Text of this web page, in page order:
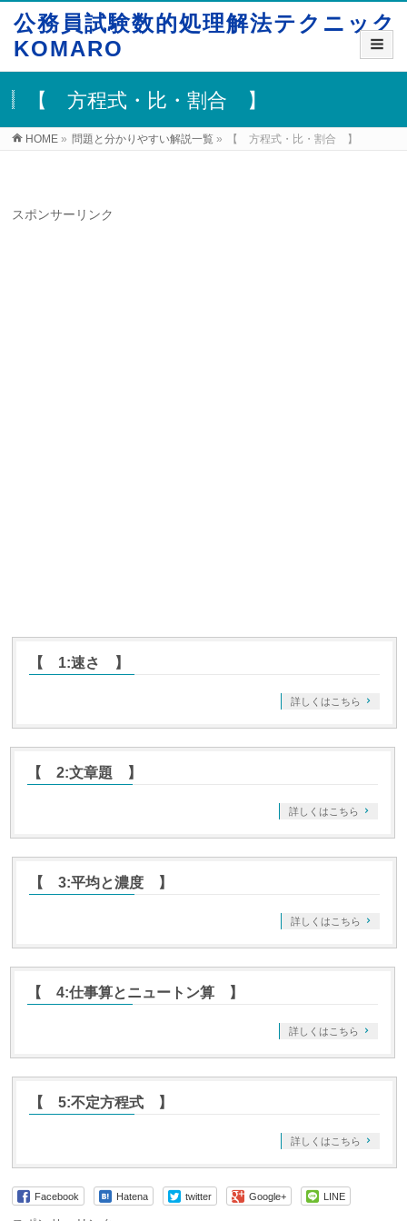
公務員試験数的処理解法テクニック
KOMARO
【 方程式・比・割合 】
HOME » 問題と分かりやすい解説一覧 » 【 方程式・比・割合 】
スポンサーリンク
【 1:速さ 】
詳しくはこちら
【 2:文章題 】
詳しくはこちら
【 3:平均と濃度 】
詳しくはこちら
【 4:仕事算とニュートン算 】
詳しくはこちら
【 5:不定方程式 】
詳しくはこちら
Facebook Hatena twitter Google+ LINE